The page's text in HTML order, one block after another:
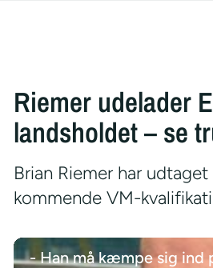
Riemer udelader
landsholdet – se
Brian Riemer har
kommende VM-
- Han må kæmpe sig ind